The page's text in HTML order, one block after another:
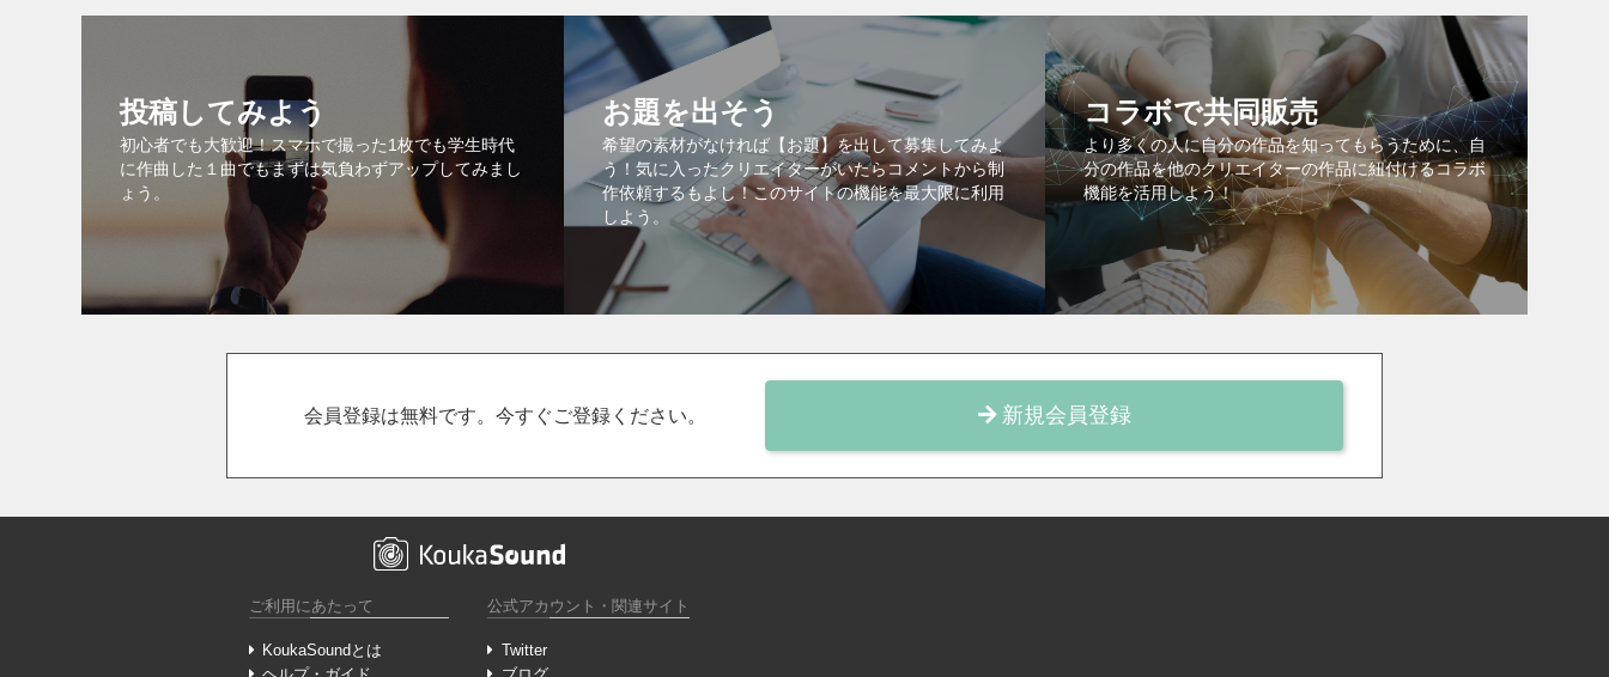
投稿してみよう
初心者でも大歓迎！スマホで撮った1枚でも学生時代
に作曲した１曲でもまずは気負わずアップしてみまし
ょう。
お題を出そう
希望の素材がなければ【お題】を出して募集してみよ
う！気に入ったクリエイターがいたらコメントから制
作依頼するもよし！このサイトの機能を最大限に利用
しよう。
コラボで共同販売
より多くの人に自分の作品を知ってもらうために、自
分の作品を他のクリエイターの作品に紐付けるコラボ
機能を活用しよう！
会員登録は無料です。今すぐご登録ください。 新規会員登録
ご利用にあたって
KoukaSoundとは
公式アカウント・関連サイト
Twitter